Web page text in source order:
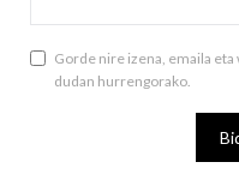
Gorde nire izena, emaila
dudan hurrengorako.